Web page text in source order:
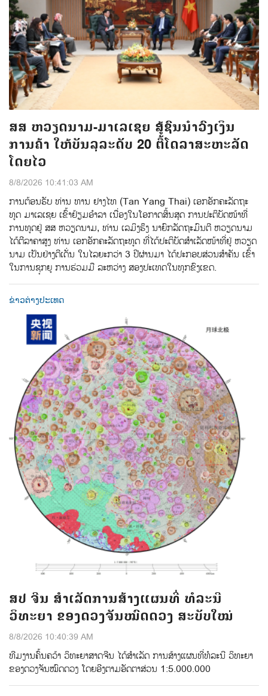
ສສ ຫວຽດນາມ-ມາເລເຊຍ ສູ້ຊົນນຳວົງເງິນ
ການຄ້າ ໃຫ້ບັນລຸລະດັບ 20 ຕື້ໂດລາສະຫະລັດ
ໂດຍໄວ
8/8/2026 10:41:03 AM
ການ​ຕ້ອນ​ຮັບ​ ທ່ານ ທານ ຢາງໄທ (Tan Yang Thai) ​ເອກ​ອັກ​ຄະ​ລັດ​ຖະ​
ທູດ ມາ​ເລ​ເຊຍ ເຂົ້າ​ຢ້ຽມ​ອຳ​ລາ​ ເນື່ອງ​ໃນ​ໂອ​ກາດ​ສິ້ນ​ສຸດ​ ການ​ປະ​ຕິ​ບັດ​ໜ້າ​ທີ່​
ການ​ທູດ​ຢູ່ ສສ ຫວຽດ​ນາມ, ທ່ານ​ ເລ​ມິ​ງ​ຮຶງ ນາ​ຍົກ​ລັດ​ຖະ​ມົນ​ຕີ ຫວຽດ​ນາມ
ໄດ້​ຕີ​ລາ​ຄາ​ສູງ​ ທ່ານ ເອກ​ອັກ​ຄະ​ລັດ​ຖະ​ທູດ ທີ່​ໄດ້​ປະ​ຕິ​ບັດ​ສຳ​ເລັດ​ໜ້າ​ທີ່​ຢູ່ ຫວຽດ​
ນາມ​ ເປັນ​ຢ່າງ​ດີເດັ່ນ ໃນ​ໄລ​ຍະ​ກວ່າ 3 ປີ​ຜ່ານ​ມາ ໄດ້​ປະ​ກອບ​ສ່ວນ​ສຳ​ຄັນ ​ເຂົ້າ
ໃນ​ການ​ຊຸກ​ຍູ​ ການ​ຮ່ວມ​ມື​ ລະ​ຫວ່າງ ​ສອງ​ປະ​ເທດ​ໃນ​ທຸກ​ຂົງ​ເຂດ.
ຂ່າວຕ່າງປະເທດ
ສປ ຈີນ ສຳເລັດການສ້າງແຜນທີ່ ທໍລະນີ
ວິທະຍາ ຂອງດວງຈັນໝົດດວງ ສະບັບໃໝ່
8/8/2026 10:40:39 AM
ທີມ​ງານ​ຄົ້ນ​ຄວ້າ ​ວິ​ທະ​ຍາ​ສາດ​ຈີນ​ ໄດ້​ສຳ​ເລັດ ​ການ​​ສ້າງ​ແຜນ​ທີ່​ທໍ​ລະ​ນີ​ ວິ​ທະ​ຍາ
ຂອງ​ດວງ​ຈັນ​ໝົດ​ດວງ​ ໂດຍ​ອີງ​ຕາມ​ອັດ​ຕາ​ສ່ວນ 1:5.000.000